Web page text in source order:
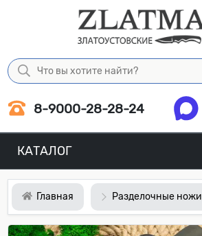
8-9000-28-28-24
КАТАЛОГ
Главная Разделочные ножи